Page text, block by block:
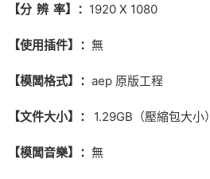
【分 辨 率】： 1920 X 1080
【使用插件】： 無
【模闆格式】： aep 原版工程
【文件大小】： 1.29GB（壓縮包大小）
【模闆音樂】： 無